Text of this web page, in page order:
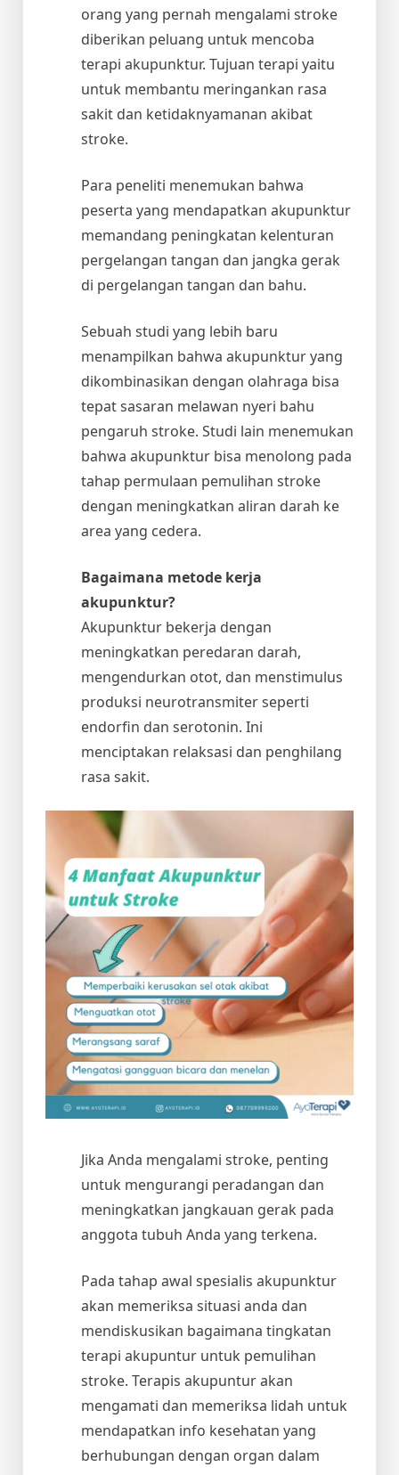
orang yang pernah mengalami stroke
diberikan peluang untuk mencoba
terapi akupunktur. Tujuan terapi yaitu
untuk membantu meringankan rasa
sakit dan ketidaknyamanan akibat
stroke.
Para peneliti menemukan bahwa
peserta yang mendapatkan akupunktur
memandang peningkatan kelenturan
pergelangan tangan dan jangka gerak
di pergelangan tangan dan bahu.
Sebuah studi yang lebih baru
menampilkan bahwa akupunktur yang
dikombinasikan dengan olahraga bisa
tepat sasaran melawan nyeri bahu
pengaruh stroke. Studi lain menemukan
bahwa akupunktur bisa menolong pada
tahap permulaan pemulihan stroke
dengan meningkatkan aliran darah ke
area yang cedera.
Bagaimana metode kerja
akupunktur?
Akupunktur bekerja dengan
meningkatkan peredaran darah,
mengendurkan otot, dan menstimulus
produksi neurotransmiter seperti
endorfin dan serotonin. Ini
menciptakan relaksasi dan penghilang
rasa sakit.
Jika Anda mengalami stroke, penting
untuk mengurangi peradangan dan
meningkatkan jangkauan gerak pada
anggota tubuh Anda yang terkena.
Pada tahap awal spesialis akupunktur
akan memeriksa situasi anda dan
mendiskusikan bagaimana tingkatan
terapi akupuntur untuk pemulihan
stroke. Terapis akupuntur akan
mengamati dan memeriksa lidah untuk
mendapatkan info kesehatan yang
berhubungan dengan organ dalam